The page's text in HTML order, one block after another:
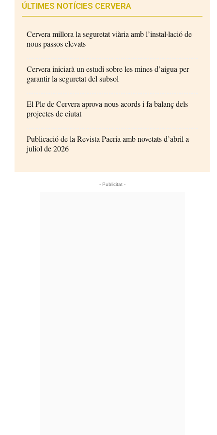
ÚLTIMES NOTÍCIES CERVERA
Cervera millora la seguretat viària amb l’instal·lació de
nous passos elevats
Cervera iniciarà un estudi sobre les mines d’aigua per
garantir la seguretat del subsol
El Ple de Cervera aprova nous acords i fa balanç dels
projectes de ciutat
Publicació de la Revista Paeria amb novetats d’abril a
juliol de 2026
- Publicitat -